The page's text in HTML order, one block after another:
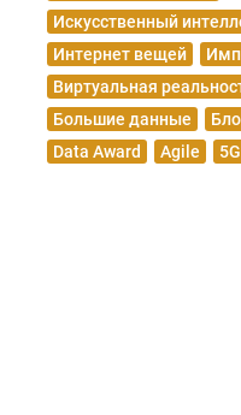
Искусственный
Интернет вещей
Виртуальная
Большие данные
Data Award
Agile 5G